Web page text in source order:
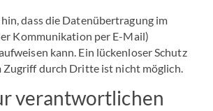
dass die Datenübertragung im
Kommunikation per E-Mail)
kann. Ein lückenloser Schutz
Zugriff durch Dritte ist nicht möglich.
verantwortlichen